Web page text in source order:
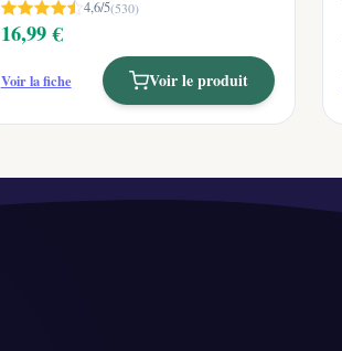
4,6/5(530)
16,99 €
Voir la fiche Voir le produit